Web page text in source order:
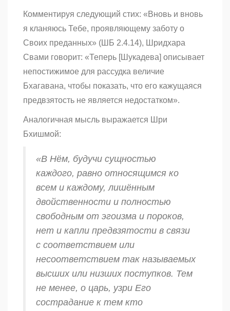
Комментируя следующий стих: «Вновь и вновь
я кланяюсь Тебе, проявляющему заботу о
Своих преданных» (ШБ 2.4.14), Шридхара
Свами говорит: «Теперь [Шукадева] описывает
непостижимое для рассудка величие
Бхагавана, чтобы показать, что его кажущаяся
предвзятость не является недостатком».
Аналогичная мысль выражается Шри
Бхишмой:
«В Нём, будучи сущностью
каждого, равно относящимся ко
всем и каждому, лишённым
двойственности и полностью
свободным от эгоизма и пороков,
нет и капли предвзятости в связи
с соответствием или
несоответствием так называемых
высших или низших поступков. Тем
не менее, о царь, узри Его
сострадание к тем кто